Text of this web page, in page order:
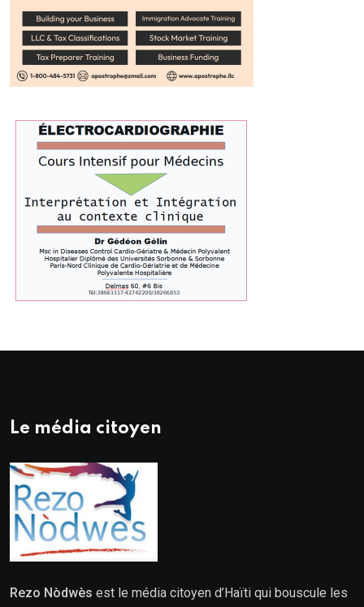
Le média citoyen
Rezo Nòdwès est le média citoyen d’Haïti qui bouscule les